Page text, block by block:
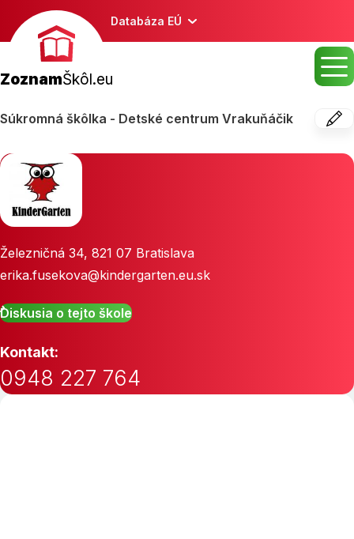
Databáza EÚ
ZoznamŠkôl.eu
Súkromná škôlka - Detské centrum Vrakuňáčik
Železničná 34, 821 07 Bratislava
erika.fusekova@kindergarten.eu.sk
Diskusia o tejto škole
Kontakt:
0948 227 764